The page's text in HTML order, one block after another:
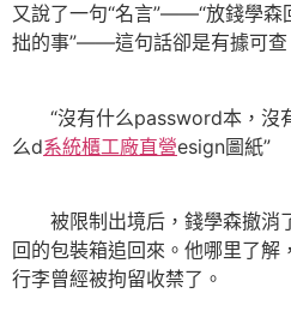
又說了一句“名言”——“放錢學森
拙的事”——這句話卻是有據可查
“沒有什么password本，沒
么d系統櫃工廠直營esign圖紙”
被限制出境后，錢學森撤消
回的包裝箱追回來。他哪里了解
行李曾經被拘留收禁了。